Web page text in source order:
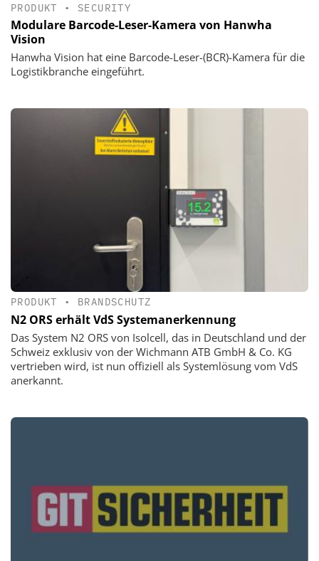
PRODUKT • SECURITY
Modulare Barcode-Leser-Kamera von Hanwha
Vision
Hanwha Vision hat eine Barcode-Leser-(BCR)-Kamera für die
Logistikbranche eingeführt.
PRODUKT • BRANDSCHUTZ
N2 ORS erhält VdS Systemanerkennung
Das System N2 ORS von Isolcell, das in Deutschland und der
Schweiz exklusiv von der Wichmann ATB GmbH & Co. KG
vertrieben wird, ist nun offiziell als Systemlösung vom VdS
anerkannt.